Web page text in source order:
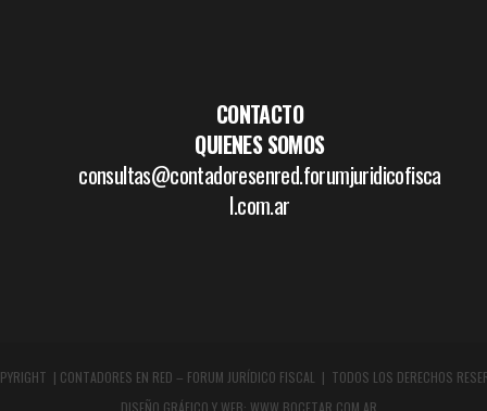
CONTACTO
QUIENES SOMOS
consultas@contadoresenred.forumjuridicofisca
l.com.ar
| CONTADORES EN RED – FORUM JURÍDICO FISCAL | TODOS LOS DERECHOS
DISEÑO GRÁFICO Y WEB: WWW.BOCETAR.COM.AR